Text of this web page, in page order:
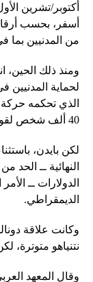
أكتوبر/تشرين
من المدنيين بما
ومنذ ذلك الحين،
لحماية المدنيين
الذي تحكمه
40 ألف شخص لقوا حتفهم.
لكن بايدن،
النهائية ــ الحد
الدولارات ــ
الديمقراطي.
وكانت علاقة
نتنياهو متوترة،
وقال المعهد